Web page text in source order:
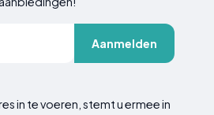
Aanmelden
in te voeren, stemt u ermee in